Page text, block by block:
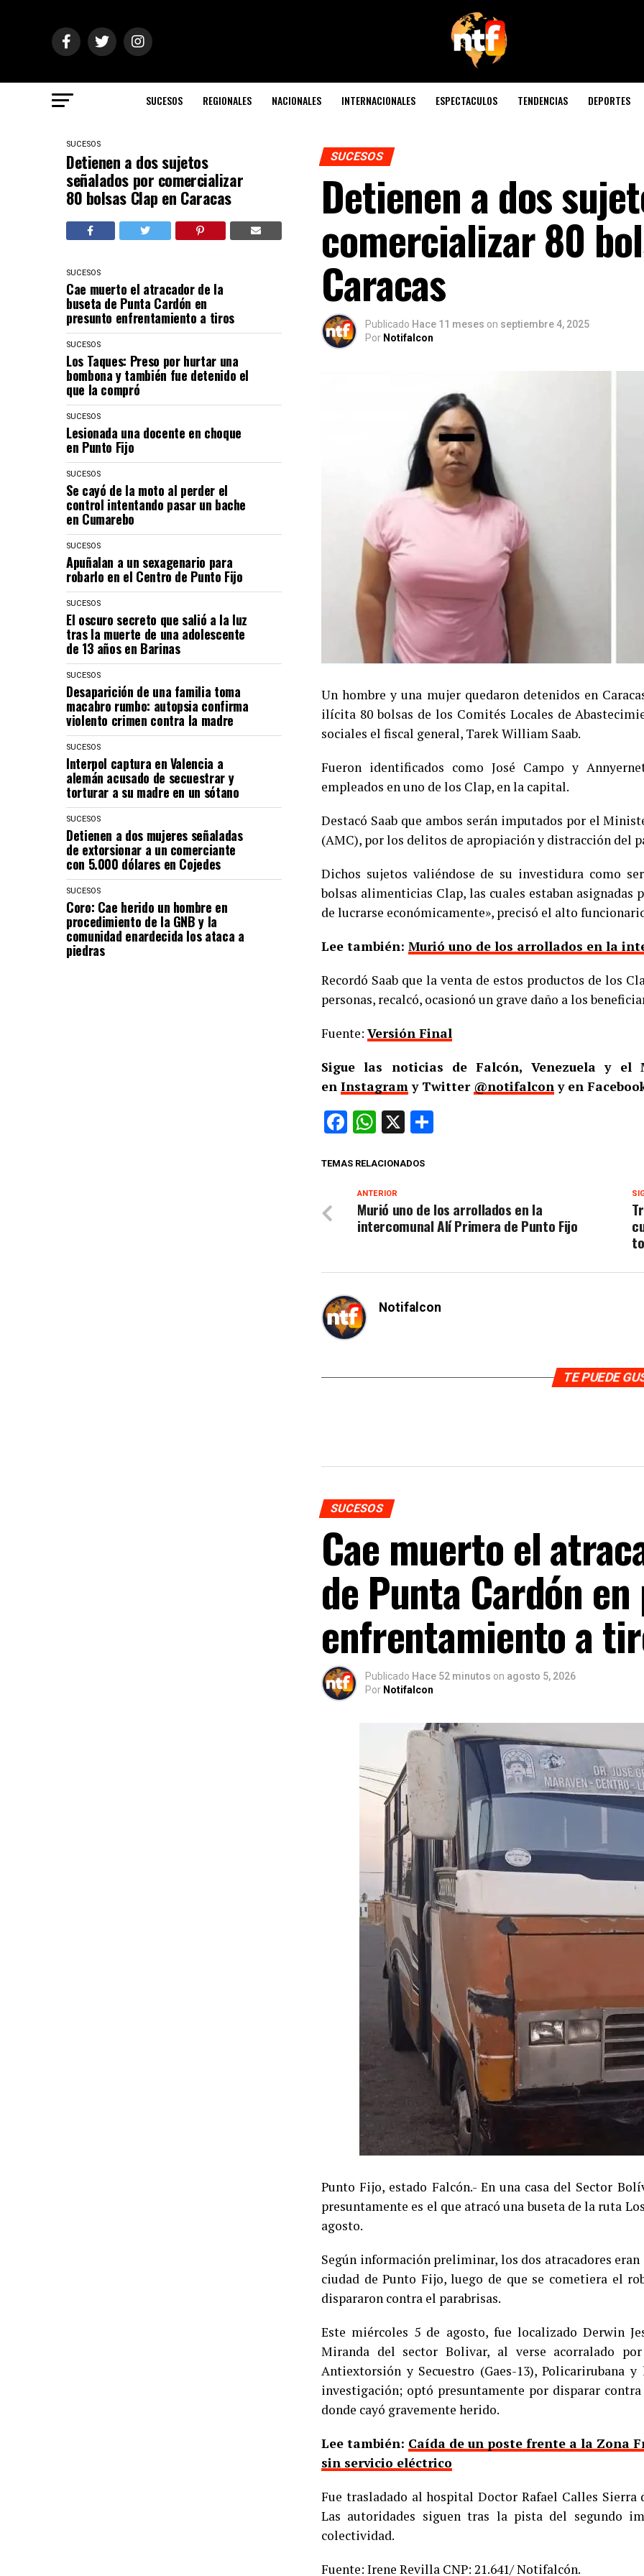
SUCESOS REGIONALES NACIONALES INTERNACIONALES ESPECTACULOS TENDENCIAS DEPORTES
SUCESOS
Detienen a dos sujetos
señalados por comercializar
80 bolsas Clap en Caracas
SUCESOS
Cae muerto el atracador de la
buseta de Punta Cardón en
presunto enfrentamiento a tiros
SUCESOS
Los Taques: Preso por hurtar una
bombona y también fue detenido el
que la compró
SUCESOS
Lesionada una docente en choque
en Punto Fijo
SUCESOS
Se cayó de la moto al perder el
control intentando pasar un bache
en Cumarebo
SUCESOS
Apuñalan a un sexagenario para
robarlo en el Centro de Punto Fijo
SUCESOS
El oscuro secreto que salió a la luz
tras la muerte de una adolescente
de 13 años en Barinas
SUCESOS
Desaparición de una familia toma
macabro rumbo: autopsia confirma
violento crimen contra la madre
SUCESOS
Interpol captura en Valencia a
alemán acusado de secuestrar y
torturar a su madre en un sótano
SUCESOS
Detienen a dos mujeres señaladas
de extorsionar a un comerciante
con 5.000 dólares en Cojedes
SUCESOS
Coro: Cae herido un hombre en
procedimiento de la GNB y la
comunidad enardecida los ataca a
piedras
SUCESOS
Detienen a dos
comercializar 80
Caracas
Publicado Hace 11 meses on septiembre 4, 2025
Por Notifalcon
Un hombre y una mujer quedaron detenidos en
ilícita 80 bolsas de los Comités Locales de
sociales el fiscal general, Tarek William Saab.
Fueron identificados como José Campo y
empleados en uno de los Clap, en la capital.
Destacó Saab que ambos serán imputados por el
(AMC), por los delitos de apropiación y distracción
Dichos sujetos valiéndose de su investidura como
bolsas alimenticias Clap, las cuales estaban asignadas
de lucrarse económicamente», precisó el alto
Lee también: Murió uno de los arrollados en la
Recordó Saab que la venta de estos productos de los
personas, recalcó, ocasionó un grave daño a los
Fuente: Versión Final
Sigue las noticias de Falcón, Venezuela y
en Instagramy Twitter @notifalcony en
Facebook
WhatsApp
X
TEMAS RELACIONADOS
ANTERIOR
Murió uno de los arrollados en la
intercomunal Alí Primera de Punto Fijo
Notifalcon
TE PUEDE
SUCESOS
Cae muerto el
de Punta Cardón
enfrentamiento a
Publicado Hace 52 minutos on agosto 5, 2026
Por Notifalcon
Punto Fijo, estado Falcón.- En una casa del Sector
presuntamente es el que atracó una buseta de la ruta
agosto.
Según información preliminar, los dos atracadores
ciudad de Punto Fijo, luego de que se cometiera el
dispararon contra el parabrisas.
Este miércoles 5 de agosto, fue localizado Derwin
Miranda del sector Bolivar, al verse acorralado
Antiextorsión y Secuestro (Gaes-13), Policarirubana
investigación; optó presuntamente por disparar
donde cayó gravemente herido.
Lee también: Caída de un poste frente a la Zona
sin servicio eléctrico
Fue trasladado al hospital Doctor Rafael Calles
Las autoridades siguen tras la pista del segundo
colectividad.
Fuente: Irene Revilla CNP: 21.641/ Notifalcón.